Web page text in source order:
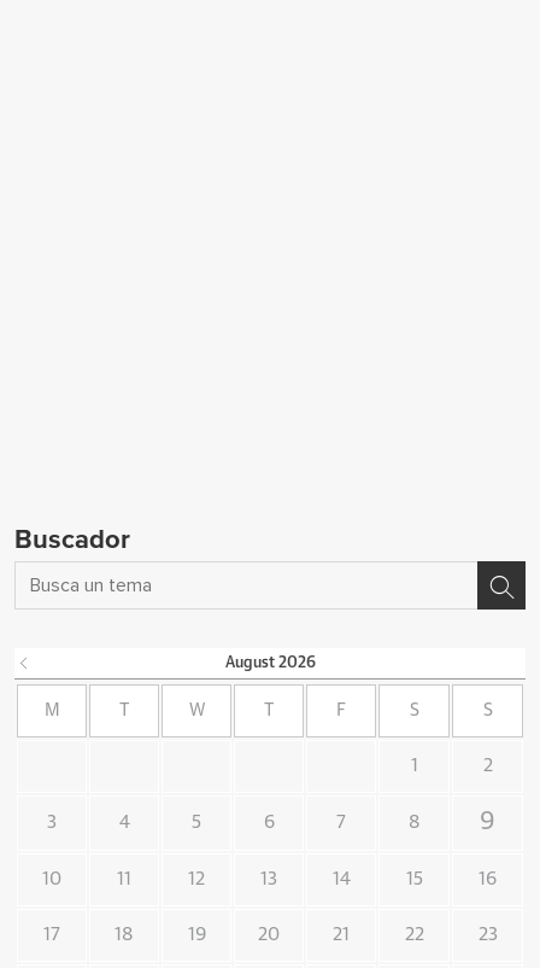
Buscador
August 2026
M W F S S
1 2
3 4 5 6 7 8 9
10 11 12 13 14 15 16
17 18 19 20 21 22 23